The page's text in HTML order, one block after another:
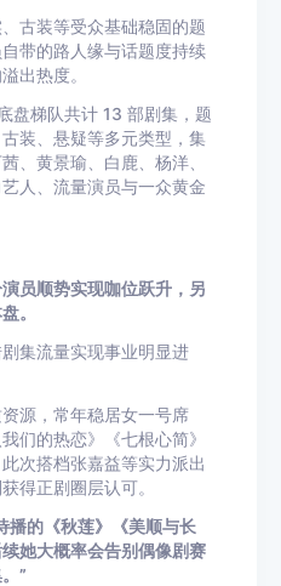
古装等受众基础稳固的题
带的路人缘与话题度持续
出热度。
盘梯队共计 13 部剧集，题
装、悬疑等多元类型，集
、黄景瑜、白鹿、杨洋、
人、流量演员与一众黄金
员顺势实现咖位跃升，另
。
集流量实现事业明显进
源，常年稳居女一号席
们的热恋》《七根心简》
次搭档张嘉益等实力派出
得正剧圈层认可。
播的《秋莲》《美顺与长
她大概率会告别偶像剧赛
”